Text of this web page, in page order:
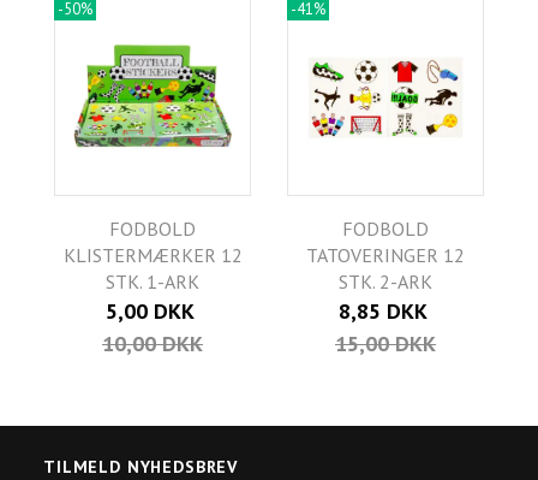
-50%
FODBOLD
KLISTERMÆRKER 12
STK. 1-ARK
5,00 DKK
10,00 DKK
-41%
FODBOLD
TATOVERINGER 12
STK. 2-ARK
8,85 DKK
15,00 DKK
TILMELD NYHEDSBREV